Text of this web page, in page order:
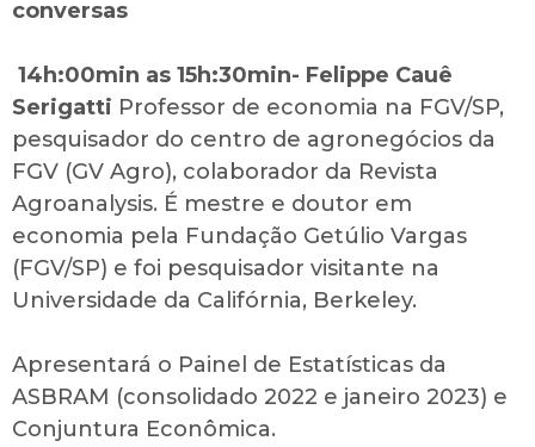
conversas
14h:00min as 15h:30min- Felippe Cauê
Serigatti Professor de economia na FGV/SP,
pesquisador do centro de agronegócios da
FGV (GV Agro), colaborador da Revista
Agroanalysis. É mestre e doutor em
economia pela Fundação Getúlio Vargas
(FGV/SP) e foi pesquisador visitante na
Universidade da Califórnia, Berkeley.
Apresentará o Painel de Estatísticas da
ASBRAM (consolidado 2022 e janeiro 2023) e
Conjuntura Econômica.